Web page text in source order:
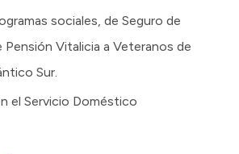
sociales, de Seguro de
Pensión Vitalicia a Veteranos de
Sur.
el Servicio Doméstico